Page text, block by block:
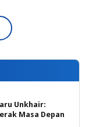
Unkhair:
Masa Depan